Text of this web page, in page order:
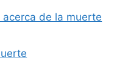
de la muerte